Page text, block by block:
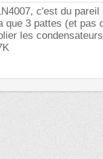
c'est du pareil
que 3 pattes (et pas
les